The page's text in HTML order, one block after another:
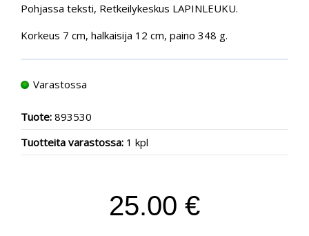
Pohjassa teksti, Retkeilykeskus LAPINLEUKU.
Korkeus 7 cm, halkaisija 12 cm, paino 348 g.
Varastossa
Tuote: 893530
Tuotteita varastossa: 1 kpl
25.00 €